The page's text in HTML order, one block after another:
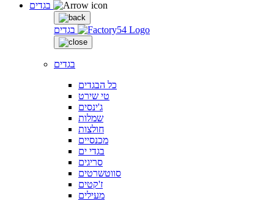
בגדים
בגדים
כל הבגדים
טי שירט
ג'ינסים
שמלות
חולצות
מכנסיים
בגדי ים
סריגים
סווטשרטים
ז'קטים
מעילים